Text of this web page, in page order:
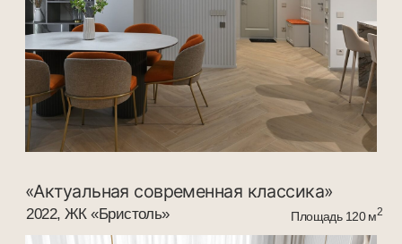
Площадь 65 м
2021, ЖК «Бристоль»
«Морская жемчужина»